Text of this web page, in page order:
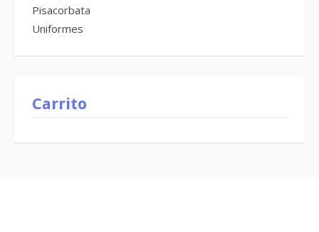
Pisacorbata
Uniformes
Carrito